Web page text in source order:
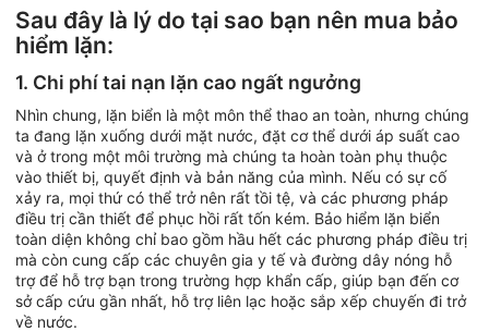
Sau đây là lý do tại sao bạn nên mua bảo
hiểm lặn:
1. Chi phí tai nạn lặn cao ngất ngưởng
Nhìn chung, lặn biển là một môn thể thao an toàn, nhưng chúng
ta đang lặn xuống dưới mặt nước, đặt cơ thể dưới áp suất cao
và ở trong một môi trường mà chúng ta hoàn toàn phụ thuộc
vào thiết bị, quyết định và bản năng của mình. Nếu có sự cố
xảy ra, mọi thứ có thể trở nên rất tồi tệ, và các phương pháp
điều trị cần thiết để phục hồi rất tốn kém. Bảo hiểm lặn biển
toàn diện không chỉ bao gồm hầu hết các phương pháp điều trị
mà còn cung cấp các chuyên gia y tế và đường dây nóng hỗ
trợ để hỗ trợ bạn trong trường hợp khẩn cấp, giúp bạn đến cơ
sở cấp cứu gần nhất, hỗ trợ liên lạc hoặc sắp xếp chuyến đi trở
về nước.